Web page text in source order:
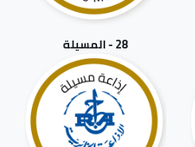
28 - المسيلة